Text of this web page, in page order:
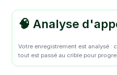
🧠 Analyse
Votre enregistrement est analysé :
tout est passé au crible pour